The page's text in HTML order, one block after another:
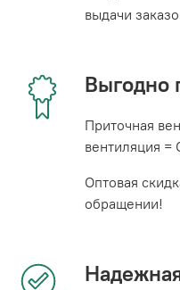
выдачи
Выгодно
Приточная
вентиляция
Оптовая
обращении!